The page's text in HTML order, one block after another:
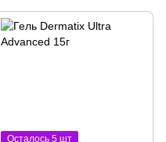
Осталось 5 шт